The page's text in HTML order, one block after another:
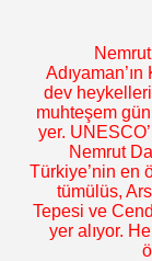
dev
muhteşem
yer.
Nemrut
Türkiye’nin en
tümülüs,
Tepesi ve
yer alıyor.